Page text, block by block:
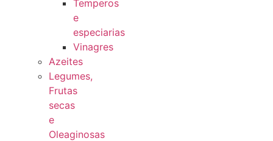
Temperos
e
especiarias
Vinagres
Azeites
Legumes,
Frutas
secas
e
Oleaginosas